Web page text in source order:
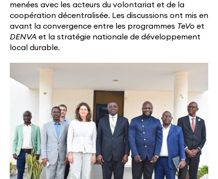
menées avec les acteurs du volontariat et de la
coopération décentralisée. Les discussions ont mis en
avant la convergence entre les programmes TeVo et
DENVA et la stratégie nationale de développement
local durable.